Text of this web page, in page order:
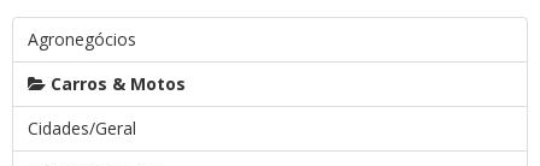
Agronegócios
Carros & Motos
Cidades/Geral